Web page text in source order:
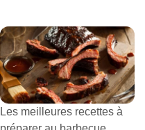
Les meilleures recettes à